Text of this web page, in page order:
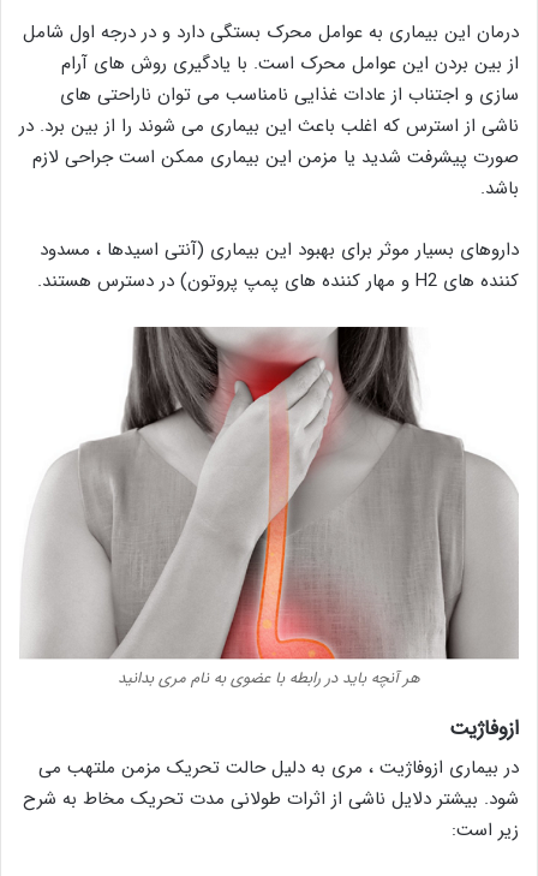
درمان این بیماری به عوامل محرک بستگی دارد و در درجه اول شامل
از بین بردن این عوامل محرک است. با یادگیری روش های آرام
سازی و اجتناب از عادات غذایی نامناسب می توان ناراحتی های
ناشی از استرس که اغلب باعث این بیماری می شوند را از بین برد. در
صورت پیشرفت شدید یا مزمن این بیماری ممکن است جراحی لازم
باشد.
داروهای بسیار موثر برای بهبود این بیماری (آنتی اسیدها ، مسدود
کننده های H2 و مهار کننده های پمپ پروتون) در دسترس هستند.
هر آنچه باید در رابطه با عضوی به نام مری بدانید
ازوفاژیت
در بیماری ازوفاژیت ، مری به دلیل حالت تحریک مزمن ملتهب می
شود. بیشتر دلایل ناشی از اثرات طولانی مدت تحریک مخاط به شرح
زیر است: